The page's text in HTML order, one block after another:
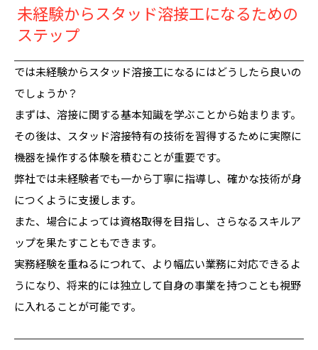
未経験からスタッド溶接工になるための
ステップ
では未経験からスタッド溶接工になるにはどうしたら良いの
でしょうか？
まずは、溶接に関する基本知識を学ぶことから始まります。
その後は、スタッド溶接特有の技術を習得するために実際に
機器を操作する体験を積むことが重要です。
弊社では未経験者でも一から丁寧に指導し、確かな技術が身
につくように支援します。
また、場合によっては資格取得を目指し、さらなるスキルア
ップを果たすこともできます。
実務経験を重ねるにつれて、より幅広い業務に対応できるよ
うになり、将来的には独立して自身の事業を持つことも視野
に入れることが可能です。